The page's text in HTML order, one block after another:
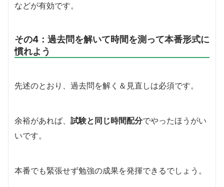
などが有効です。
その4：過去問を解いて時間を測って本番形式に
慣れよう
先述のとおり、過去問を解く＆見直しは必須です。
余裕があれば、 試験と同じ時間配分でやったほうがい
いです。
本番でも緊張せず勉強の成果を発揮できるでしょう。